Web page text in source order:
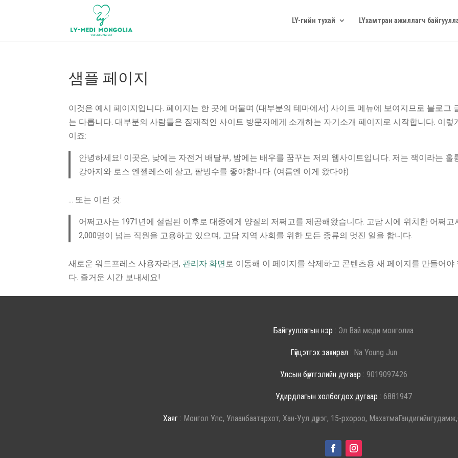
LY-гийн тухай LYхамтран ажиллагч
샘플 페이지
이것은 예시 페이지입니다. 페이지는 한 곳에 머물며 (대부분의 테마에서) 사이트 메뉴에 보여지므로 블로그
는 다릅니다. 대부분의 사람들은 잠재적인 사이트 방문자에게 소개하는 자기소개 페이지로 시작합니다. 이렇
이죠:
안녕하세요! 이곳은, 낮에는 자전거 배달부, 밤에는 배우를 꿈꾸는 저의 웹사이트입니다. 저는 잭이라는 훌
강아지와 로스 엔젤레스에 살고, 팥빙수를 좋아합니다. (여름엔 이게 왔다야)
… 또는 이런 것:
어쩌고사는 1971년에 설립된 이후로 대중에게 양질의 저쩌고를 제공해왔습니다. 고담 시에 위치한 어쩌고
2,000명이 넘는 직원을 고용하고 있으며, 고담 지역 사회를 위한 모든 종류의 멋진 일을 합니다.
새로운 워드프레스 사용자라면, 관리자 화면로 이동해 이 페이지를 삭제하고 콘텐츠용 새 페이지를 만들어야
다. 즐거운 시간 보내세요!
Байгууллагын нэр : Эл Вай меди монголиа
Гүйцэтгэх захирал : Na Young Jun
Улсын бүртгэлийн дугаар : 9019097426
Удирдлагын холбогдох дугаар : 6881947
Хаяг : Монгол Улс, Улаанбаатархот, Хан-Уул дүүрэг, 15-рхороо,